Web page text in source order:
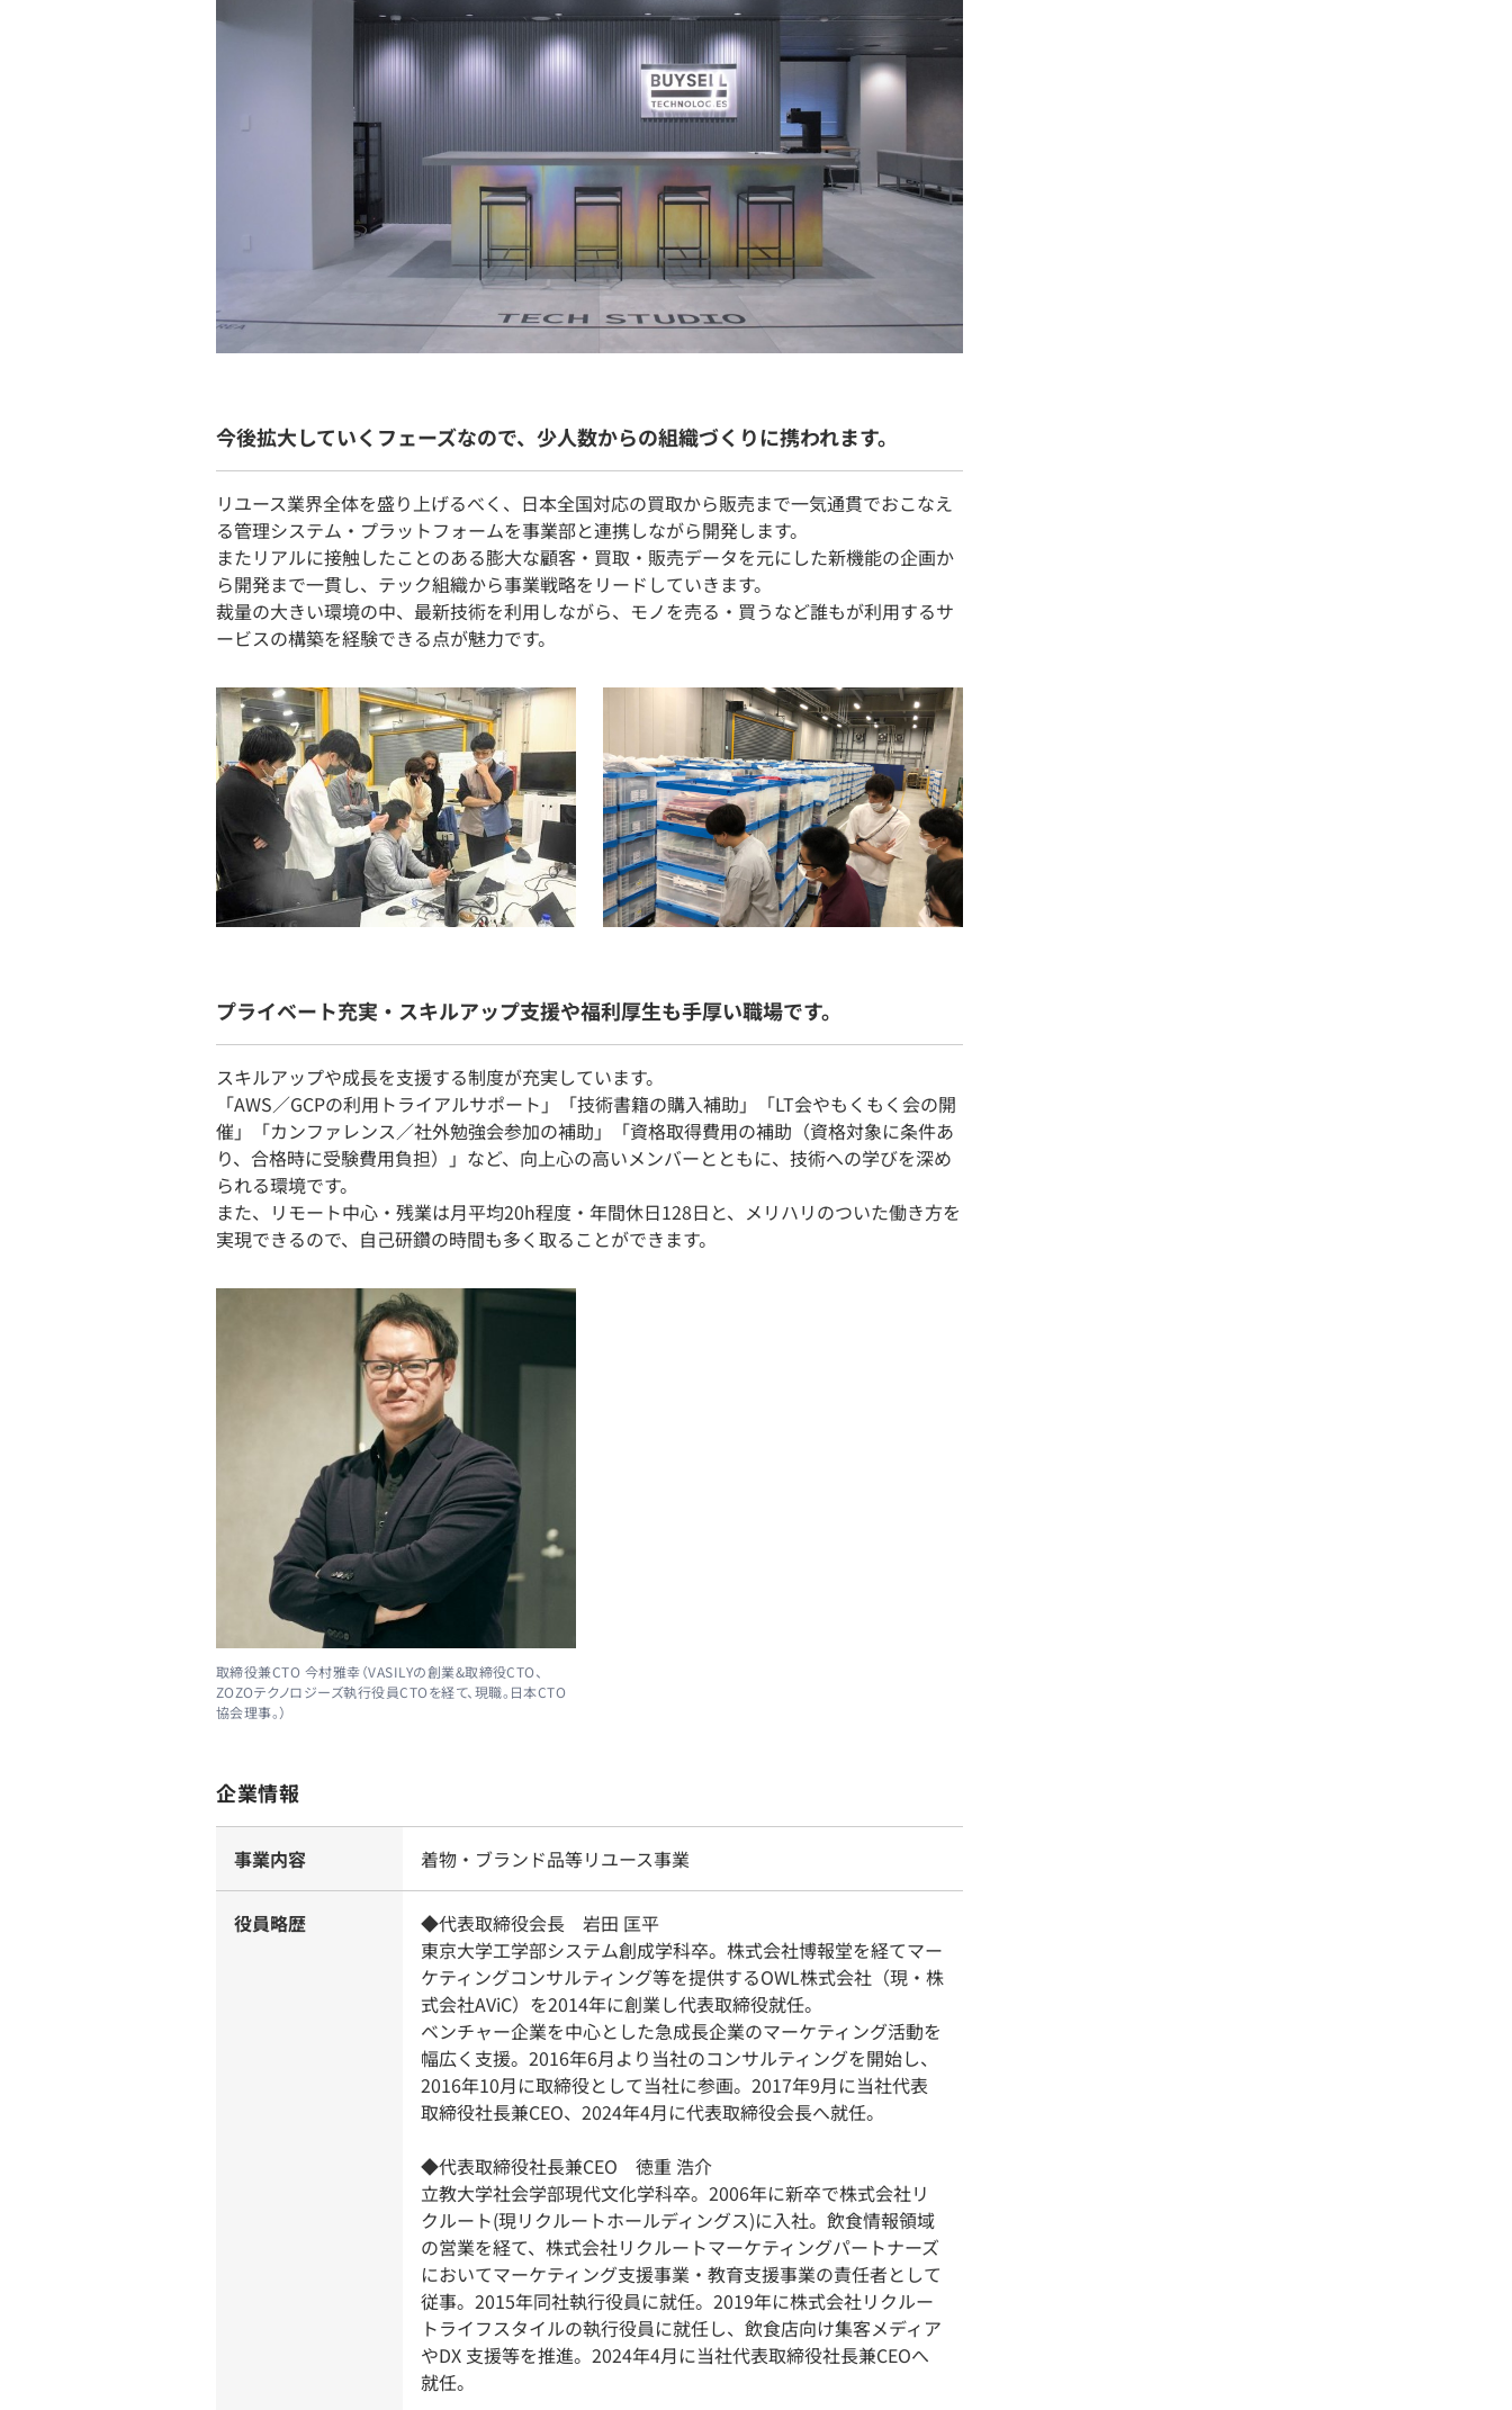
今後拡大していくフェーズなので、少人数からの組織づくりに携われます。
リユース業界全体を盛り上げるべく、日本全国対応の買取から販売まで一気通貫でおこなえ
る管理システム・プラットフォームを事業部と連携しながら開発します。
またリアルに接触したことのある膨大な顧客・買取・販売データを元にした新機能の企画か
ら開発まで一貫し、テック組織から事業戦略をリードしていきます。
裁量の大きい環境の中、最新技術を利用しながら、モノを売る・買うなど誰もが利用するサ
ービスの構築を経験できる点が魅力です。
プライベート充実・スキルアップ支援や福利厚生も手厚い職場です。
スキルアップや成長を支援する制度が充実しています。
「AWS／GCPの利用トライアルサポート」「技術書籍の購入補助」「LT会やもくもく会の開
催」「カンファレンス／社外勉強会参加の補助」「資格取得費用の補助（資格対象に条件あ
り、合格時に受験費用負担）」など、向上心の高いメンバーとともに、技術への学びを深め
られる環境です。
また、リモート中心・残業は月平均20h程度・年間休日128日と、メリハリのついた働き方を
実現できるので、自己研鑽の時間も多く取ることができます。
取締役兼CTO 今村雅幸（VASILYの創業&取締役CTO、
ZOZOテクノロジーズ執行役員CTOを経て、現職。日本CTO
協会理事。）
企業情報
事業内容 着物・ブランド品等リユース事業
役員略歴
◆代表取締役会長 岩田 匡平
東京大学工学部システム創成学科卒。株式会社博報堂を経てマー
ケティングコンサルティング等を提供するOWL株式会社（現・株
式会社AViC）を2014年に創業し代表取締役就任。
ベンチャー企業を中心とした急成長企業のマーケティング活動を
幅広く支援。2016年6月より当社のコンサルティングを開始し、
2016年10月に取締役として当社に参画。2017年9月に当社代表
取締役社長兼CEO、2024年4月に代表取締役会長へ就任。
◆代表取締役社長兼CEO 徳重 浩介
立教大学社会学部現代文化学科卒。2006年に新卒で株式会社リ
クルート(現リクルートホールディングス)に入社。飲食情報領域
の営業を経て、株式会社リクルートマーケティングパートナーズ
においてマーケティング支援事業・教育支援事業の責任者として
従事。2015年同社執行役員に就任。2019年に株式会社リクルー
トライフスタイルの執行役員に就任し、飲食店向け集客メディア
やDX 支援等を推進。2024年4月に当社代表取締役社⻑兼CEOへ
就任。